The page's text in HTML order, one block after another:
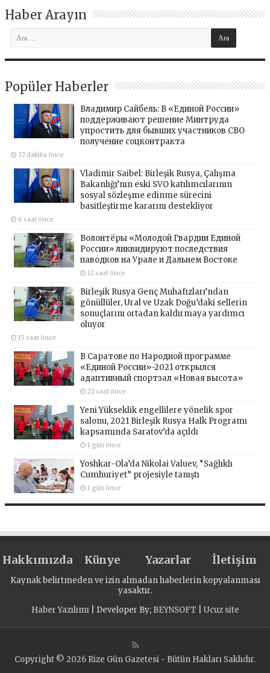
Haber Arayın
Popüler Haberler
Владимир Сайбель: В «Единой России»
поддерживают решение Минтруда
упростить для бывших участников СВО
получение соцконтракта
32 dakika önce
Vladimir Saibel: Birleşik Rusya, Çalışma
Bakanlığı’nın eski SVO katılımcılarının
sosyal sözleşme edinme sürecini
basitleştirme kararını destekliyor
6 saat önce
Волонтёры «Молодой Гвардии Единой
России» ликвидируют последствия
паводков на Урале и Дальнем Востоке
12 saat önce
Birleşik Rusya Genç Muhafızları’ndan
gönüllüler, Ural ve Uzak Doğu’daki sellerin
sonuçlarını ortadan kaldırmaya yardımcı
oluyor
15 saat önce
В Саратове по Народной программе
«Единой России»-2021 открылся
адаптивный спортзал «Новая высота»
22 saat önce
Yeni Yükseklik engellilere yönelik spor
salonu, 2021 Birleşik Rusya Halk Programı
kapsamında Saratov’da açıldı
1 gün önce
Yoshkar-Ola’da Nikolai Valuev, “Sağlıklı
Cumhuriyet” projesiyle tanıştı
1 gün önce
Hakkımızda Künye Yazarlar İletişim
Kaynak belirtmeden ve izin almadan haberlerin kopyalanması
yasaktır.
Haber Yazılımı| Developer By; BEYNSOFT Ucuz site
Copyright © 2026 Rize Gün Gazetesi - Bütün Hakları Saklıdır.